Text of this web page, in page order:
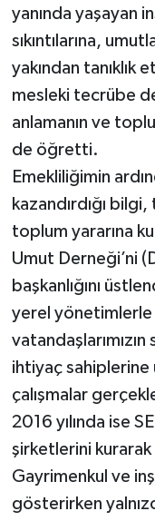
yanında yaşayan
sıkıntılarına,
yakından tanıklık
mesleki tecrübe
anlamanın ve
de öğretti.
Emekliliğimin
kazandırdığı
toplum yararına
Umut Derneği’ni
başkanlığını
yerel
ihtiyaç sahiplerine
çalışmalar
2016 yılında ise
şirketlerini kurarak
Gayrimenkul ve
gösterirken